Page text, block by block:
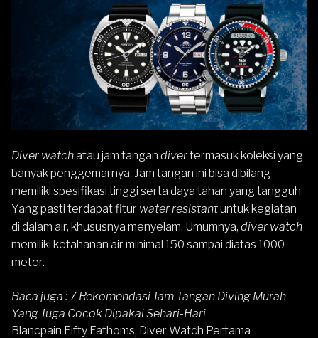
Diver watchatau jam tangan divertermasuk koleksi yang
banyak penggemarnya. Jam tangan ini bisa dibilang
memiliki spesifikasi tinggi serta daya tahan yang tangguh.
Yang pasti terdapat fitur water resistantuntuk kegiatan
di dalam air, khususnya menyelam. Umumnya, diver watch
memiliki ketahanan air minimal 150 sampai diatas 1000
meter.
Baca juga : 7 Rekomendasi Jam Tangan Diving Murah
Yang Juga Cocok Dipakai Sehari-Hari
Blancpain Fifty Fathoms, Diver Watch Pertama